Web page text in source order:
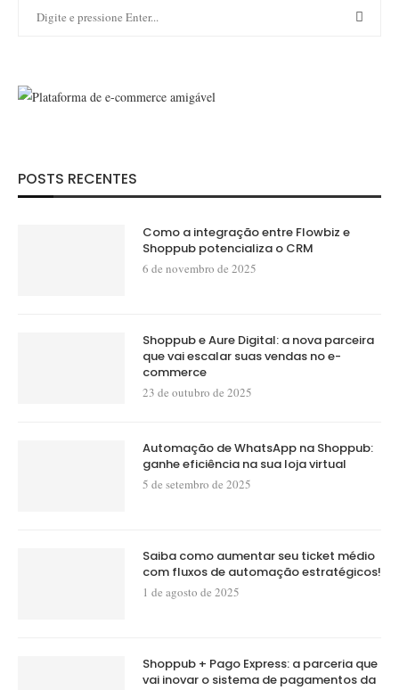
POSTS RECENTES
Como a integração entre Flowbiz e
Shoppub potencializa o CRM
6 de novembro de 2025
Shoppub e Aure Digital: a nova parceira
que vai escalar suas vendas no e-
commerce
23 de outubro de 2025
Automação de WhatsApp na Shoppub:
ganhe eficiência na sua loja virtual
5 de setembro de 2025
Saiba como aumentar seu ticket médio
com fluxos de automação estratégicos!
1 de agosto de 2025
Shoppub + Pago Express: a parceria que
vai inovar o sistema de pagamentos da